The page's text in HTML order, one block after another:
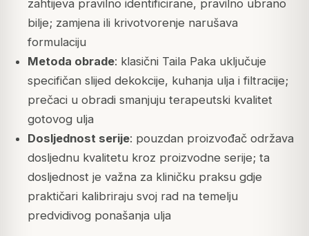
zahtijeva pravilno identificirane, pravilno ubrano
bilje; zamjena ili krivotvorenje narušava
formulaciju
Metoda obrade: klasični Taila Paka uključuje
specifičan slijed dekokcije, kuhanja ulja i filtracije;
prečaci u obradi smanjuju terapeutski kvalitet
gotovog ulja
Dosljednost serije: pouzdan proizvođač održava
dosljednu kvalitetu kroz proizvodne serije; ta
dosljednost je važna za kliničku praksu gdje
praktičari kalibriraju svoj rad na temelju
predvidivog ponašanja ulja